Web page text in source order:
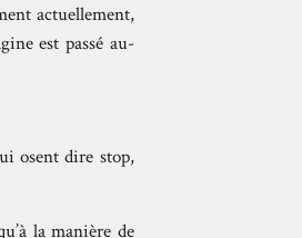
actuellement,
est passé au-
osent dire stop,
la manière de